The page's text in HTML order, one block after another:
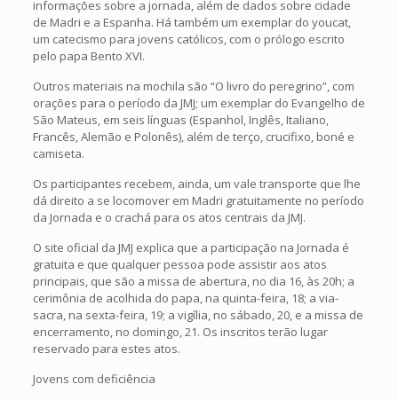
informações sobre a jornada, além de dados sobre cidade
de Madri e a Espanha. Há também um exemplar do youcat,
um catecismo para jovens católicos, com o prólogo escrito
pelo papa Bento XVI.
Outros materiais na mochila são “O livro do peregrino”, com
orações para o período da JMJ; um exemplar do Evangelho de
São Mateus, em seis línguas (Espanhol, Inglês, Italiano,
Francês, Alemão e Polonês), além de terço, crucifixo, boné e
camiseta.
Os participantes recebem, ainda, um vale transporte que lhe
dá direito a se locomover em Madri gratuitamente no período
da Jornada e o crachá para os atos centrais da JMJ.
O site oficial da JMJ explica que a participação na Jornada é
gratuita e que qualquer pessoa pode assistir aos atos
principais, que são a missa de abertura, no dia 16, às 20h; a
cerimônia de acolhida do papa, na quinta-feira, 18; a via-
sacra, na sexta-feira, 19; a vigília, no sábado, 20, e a missa de
encerramento, no domingo, 21. Os inscritos terão lugar
reservado para estes atos.
Jovens com deficiência